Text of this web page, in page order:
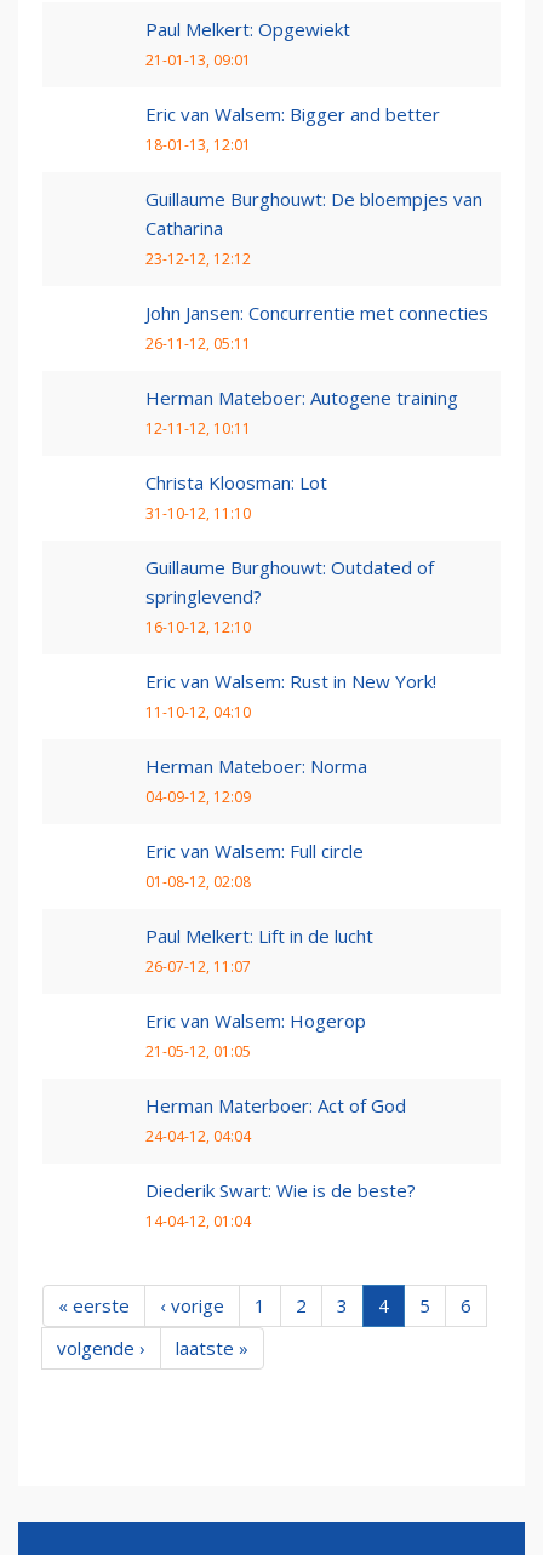
Paul Melkert: Opgewiekt
21-01-13, 09:01
Eric van Walsem: Bigger and better
18-01-13, 12:01
Guillaume Burghouwt: De bloempjes van
Catharina
23-12-12, 12:12
John Jansen: Concurrentie met connecties
26-11-12, 05:11
Herman Mateboer: Autogene training
12-11-12, 10:11
Christa Kloosman: Lot
31-10-12, 11:10
Guillaume Burghouwt: Outdated of
springlevend?
16-10-12, 12:10
Eric van Walsem: Rust in New York!
11-10-12, 04:10
Herman Mateboer: Norma
04-09-12, 12:09
Eric van Walsem: Full circle
01-08-12, 02:08
Paul Melkert: Lift in de lucht
26-07-12, 11:07
Eric van Walsem: Hogerop
21-05-12, 01:05
Herman Materboer: Act of God
24-04-12, 04:04
Diederik Swart: Wie is de beste?
14-04-12, 01:04
« eerste ‹ vorige 1 2 3 4 5
6
volgende ›
laatste »